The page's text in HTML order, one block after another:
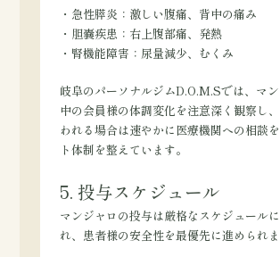
・急性膵炎：激しい腹痛、背中の痛み
・胆嚢疾患：右上腹部痛、発熱
・腎機能障害：尿量減少、むくみ
岐阜のパーソナルジムD.O.M.Sでは、マ
中の会員様の体調変化を注意深く観察し
われる場合は速やかに医療機関への相談
ト体制を整えています。
5. 投与スケジュール
マンジャロの投与は厳格なスケジュール
れ、患者様の安全性を最優先に進められま